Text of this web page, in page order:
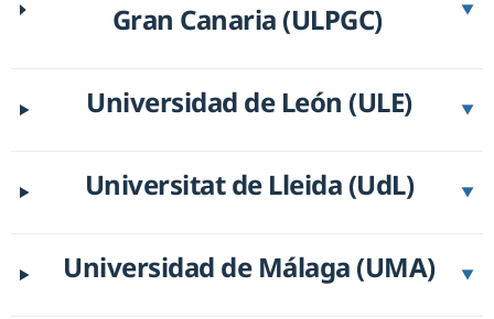
Gran Canaria (ULPGC)
▼
Universidad de León (ULE) ▼
Universitat de Lleida (UdL) ▼
Universidad de Málaga (UMA) ▼